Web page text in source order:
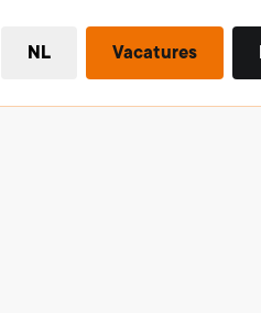
NL Vacatures